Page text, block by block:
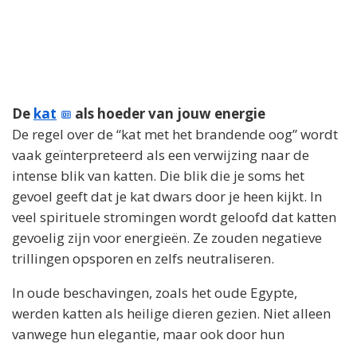
De kat
als hoeder van jouw energie
De regel over de “kat met het brandende oog” wordt
vaak geïnterpreteerd als een verwijzing naar de
intense blik van katten. Die blik die je soms het
gevoel geeft dat je kat dwars door je heen kijkt. In
veel spirituele stromingen wordt geloofd dat katten
gevoelig zijn voor energieën. Ze zouden negatieve
trillingen opsporen en zelfs neutraliseren.
In oude beschavingen, zoals het oude Egypte,
werden katten als heilige dieren gezien. Niet alleen
vanwege hun elegantie, maar ook door hun